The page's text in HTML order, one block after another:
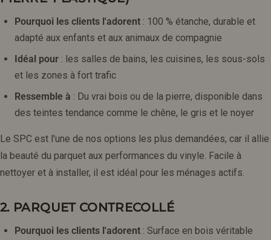
Pourquoi les clients l'adorent : 100 % étanche, durable et
adapté aux enfants et aux animaux de compagnie
Idéal pour : les salles de bains, les cuisines, les sous-sols
et les zones à fort trafic
Ressemble à : Du vrai bois ou de la pierre, disponible dans
des teintes tendance comme le chêne, le gris et le noyer
Le SPC est l'une de nos options les plus demandées, car il allie
la beauté du parquet aux performances du vinyle. Facile à
nettoyer et à installer, il est idéal pour les ménages actifs.
2. PARQUET CONTRECOLLÉ
Pourquoi les clients l'adorent : Surface en bois véritable